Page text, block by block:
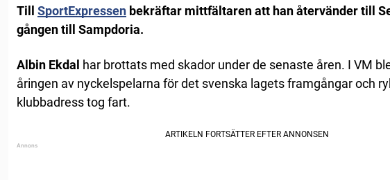
Till SportExpressen bekräftar mittfältaren att han återvänder till
gången till Sampdoria.
Albin Ekdal har brottats med skador under de senaste åren. I VM
åringen av nyckelspelarna för det svenska lagets framgångar och
klubbadress tog fart.